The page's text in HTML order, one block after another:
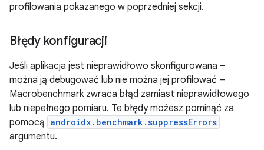
profilowania pokazanego w poprzedniej sekcji.
Błędy konfiguracji
Jeśli aplikacja jest nieprawidłowo skonfigurowana –
można ją debugować lub nie można jej profilować –
Macrobenchmark zwraca błąd zamiast nieprawidłowego
lub niepełnego pomiaru. Te błędy możesz pominąć za
pomocą androidx.benchmark.suppressErrors
argumentu.